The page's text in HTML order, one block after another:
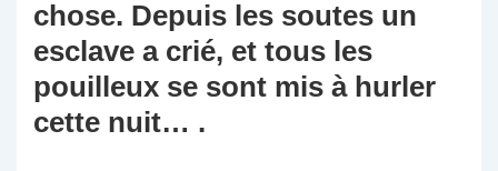
chose. Depuis les soutes un
esclave a crié, et tous les
pouilleux se sont mis à hurler
cette nuit… .